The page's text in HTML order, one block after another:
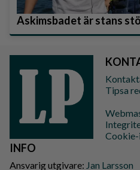
Askimsbadet är stans
Tipsa
INFO
Ansvarig utgivare: Jan Larsson